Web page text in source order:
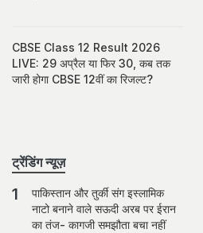
CBSE Class 12 Result 2026
LIVE: 29 अप्रैल या फिर 30, कब तक
जारी होगा CBSE 12वीं का रिजल्ट?
ट्रेंडिंग न्यूज़
पाकिस्तान और तुर्की संग इस्लामिक
नाटो बनाने वाले सऊदी अरब पर ईरान
का तंज- कागजी समझौता बचा नहीं